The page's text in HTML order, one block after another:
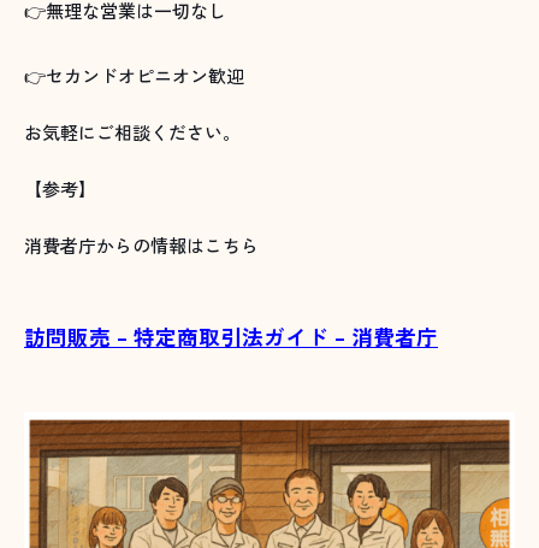
👉無理な営業は一切なし
👉セカンドオピニオン歓迎
お気軽にご相談ください。
【参考】
消費者庁からの情報はこちら
訪問販売 – 特定商取引法ガイド – 消費者庁